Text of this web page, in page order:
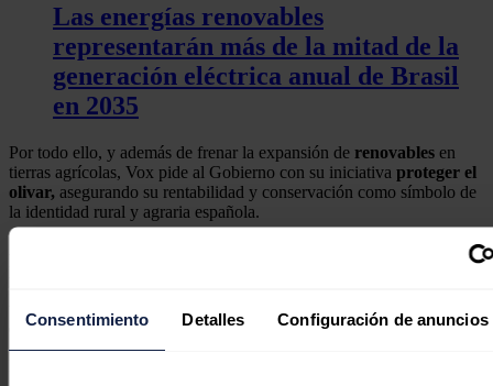
Consentimiento Detalles Configuración de anuncios
Las energías renovables
representarán más de la mitad de la
generación eléctrica anual de Brasil
en 2035
Por todo ello, y además de frenar la expansión de renovables en
tierras agrícolas, Vox pide al Gobierno con su iniciativa proteger el
olivar, asegurando su rentabilidad y conservación como símbolo de
la identidad rural y agraria española.
transparencia. También plantea imponer evaluaciones "rigurosas"
del impacto de estas instalaciones en el medio rural y natural.